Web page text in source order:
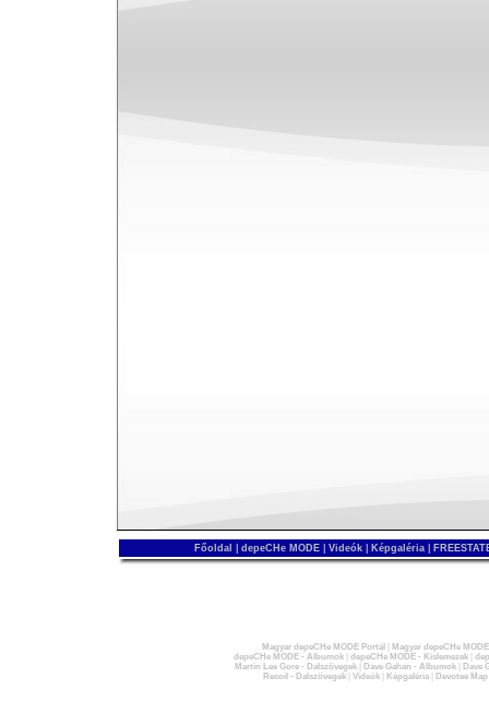
Főoldal depeCHe MODE Videók Képgaléria
Magyar depeCHe MODE Portál
Magyar depeCHe
depeCHe MODE - Albumok| depeCHe MODE - Kislemezek|
Martin Lee Gore - Dalszövegek| Dave Gahan - Albumok|
Dave
Recoil - Dalszövegek| Videók| Képgaléria| Devotee Map